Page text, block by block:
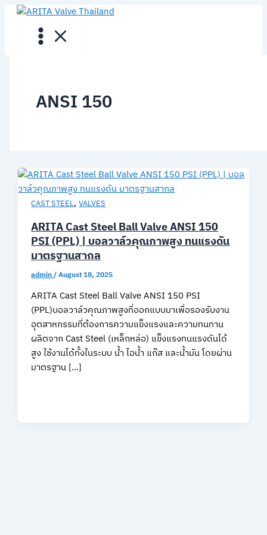
Skip
ANSI 150
CAST STEEL,VALVES
ARITA Cast Steel Ball Valve ANSI 150
PSI (PPL) | บอลวาล์วคุณภาพสูง ทนแรงดัน
มาตรฐานสากล
admin/August 18, 2025
ARITA Cast Steel Ball Valve ANSI 150 PSI
(PPL)บอลวาล์วคุณภาพสูงที่ออกแบบมาเพื่อรองรับงาน
อุตสาหกรรมที่ต้องการความแข็งแรงและความทนทาน
ผลิตจาก Cast Steel (เหล็กหล่อ) แข็งแรงทนแรงดันได้
สูง ใช้งานได้ทั้งในระบบ น้ำ ไอน้ำ แก๊ส และน้ำมัน โดยผ่าน
มาตรฐาน […]